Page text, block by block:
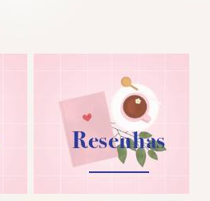
Resenhas